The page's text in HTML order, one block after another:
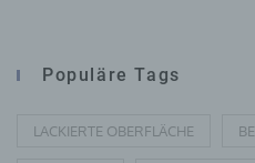
Populäre Tags
LACKIERTE OBERFLÄCHE
Auftragsverarbeiter ist
Behörde, Einrichtung